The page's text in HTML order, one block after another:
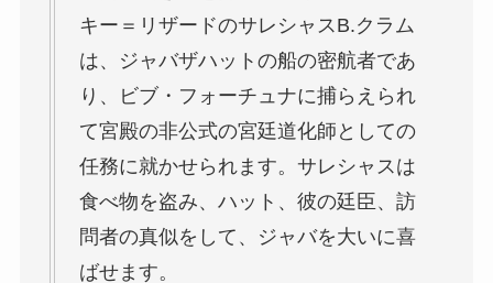
キー＝リザードのサレシャスB.クラム
は、ジャバザハットの船の密航者であ
り、ビブ・フォーチュナに捕らえられ
て宮殿の非公式の宮廷道化師としての
任務に就かせられます。サレシャスは
食べ物を盗み、ハット、彼の廷臣、訪
問者の真似をして、ジャバを大いに喜
ばせます。